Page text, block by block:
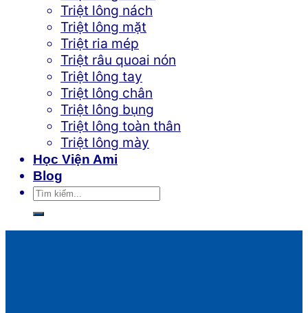
Triệt lông nách
Triệt lông mặt
Triệt ria mép
Triệt râu quoai nón
Triệt lông tay
Triệt lông chân
Triệt lông bụng
Triệt lông toàn thân
Triệt lông mày
Học Viện Ami
Blog